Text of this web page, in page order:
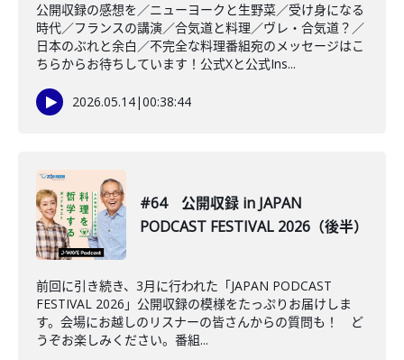
公開収録の感想を／ニューヨークと生野菜／受け身になる
時代／フランスの講演／合気道と料理／ヴレ・合気道？／
日本のぶれと余白／不完全な料理番組宛のメッセージはこ
ちらからお待ちしています！公式Xと公式Ins...
2026.05.14|00:38:44
#64 公開収録 in JAPAN
PODCAST FESTIVAL 2026（後半）
前回に引き続き、3月に行われた「JAPAN PODCAST
FESTIVAL 2026」公開収録の模様をたっぷりお届けしま
す。会場にお越しのリスナーの皆さんからの質問も！ ど
うぞお楽しみください。番組...